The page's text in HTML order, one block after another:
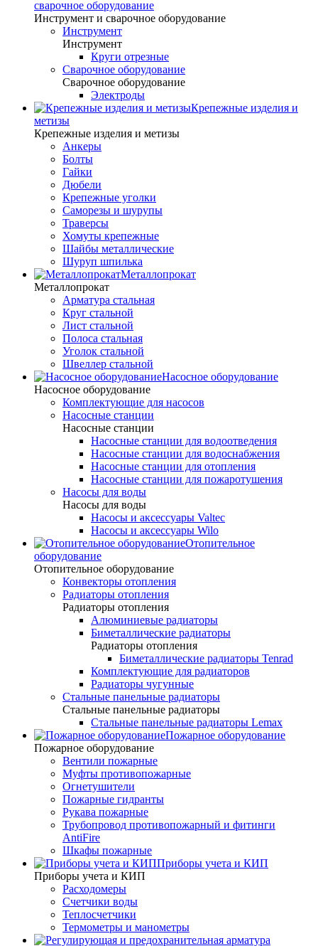
сварочное оборудование
Инструмент и сварочное оборудование
Инструмент
Инструмент
Круги отрезные
Сварочное оборудование
Сварочное оборудование
Электроды
Крепежные изделия и
метизы
Крепежные изделия и метизы
Анкеры
Болты
Гайки
Дюбели
Крепежные уголки
Саморезы и шурупы
Траверсы
Хомуты крепежные
Шайбы металлические
Шуруп шпилька
Металлопрокат
Металлопрокат
Арматура стальная
Круг стальной
Лист стальной
Полоса стальная
Уголок стальной
Швеллер стальной
Насосное оборудование
Насосное оборудование
Комплектующие для насосов
Насосные станции
Насосные станции
Насосные станции для водоотведения
Насосные станции для водоснабжения
Насосные станции для отопления
Насосные станции для пожаротушения
Насосы для воды
Насосы для воды
Насосы и аксессуары Valtec
Насосы и аксессуары Wilo
Отопительное
оборудование
Отопительное оборудование
Конвекторы отопления
Радиаторы отопления
Радиаторы отопления
Алюминиевые радиаторы
Биметаллические радиаторы
Радиаторы отопления
Биметаллические радиаторы Tenrad
Комплектующие для радиаторов
Радиаторы чугунные
Стальные панельные радиаторы
Стальные панельные радиаторы
Стальные панельные радиаторы Lemax
Пожарное оборудование
Пожарное оборудование
Вентили пожарные
Муфты противопожарные
Огнетушители
Пожарные гидранты
Рукава пожарные
Трубопровод противопожарный и фитинги
AntiFire
Шкафы пожарные
Приборы учета и КИП
Приборы учета и КИП
Расходомеры
Счетчики воды
Теплосчетчики
Термометры и манометры